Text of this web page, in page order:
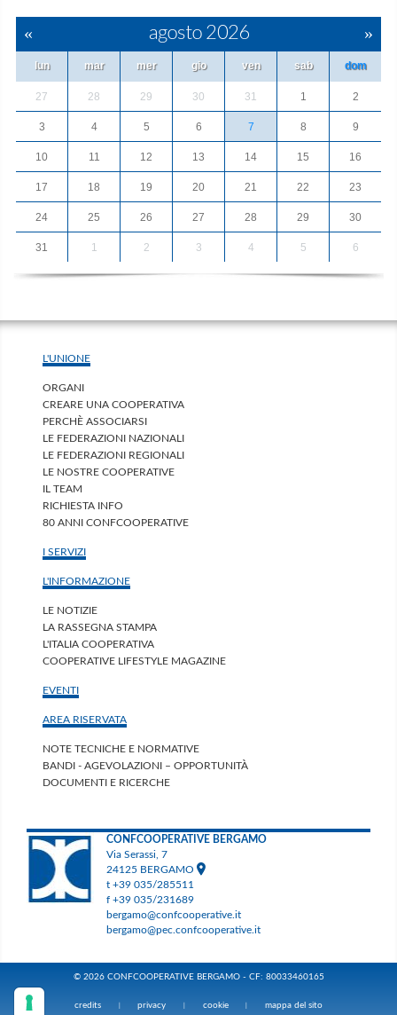
« agosto 2026 »
lun mar mer gio ven sab dom
27 28 29 30 31 1 2
3 4 5 6 7 8 9
10 11 12 13 14 15 16
17 18 19 20 21 22 23
24 25 26 27 28 29 30
31 1 2 3 4 5 6
L'UNIONE
ORGANI
CREARE UNA COOPERATIVA
PERCHÈ ASSOCIARSI
LE FEDERAZIONI NAZIONALI
LE FEDERAZIONI REGIONALI
LE NOSTRE COOPERATIVE
IL TEAM
RICHIESTA INFO
80 ANNI CONFCOOPERATIVE
I SERVIZI
L'INFORMAZIONE
LE NOTIZIE
LA RASSEGNA STAMPA
L'ITALIA COOPERATIVA
COOPERATIVE LIFESTYLE MAGAZINE
EVENTI
AREA RISERVATA
NOTE TECNICHE E NORMATIVE
BANDI - AGEVOLAZIONI – OPPORTUNITÀ
DOCUMENTI E RICERCHE
CONFCOOPERATIVE BERGAMO
Via Serassi, 7
24125 BERGAMO
t +39 035/285511
f +39 035/231689
bergamo@confcooperative.it
bergamo@pec.confcooperative.it
© 2026 CONFCOOPERATIVE BERGAMO - CF: 80033460165
credits privacy cookie mappa del sito